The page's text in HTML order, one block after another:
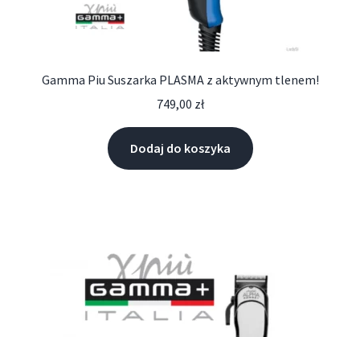
Gamma Piu Suszarka PLASMA z aktywnym tlenem!
749,00 zł
Dodaj do koszyka